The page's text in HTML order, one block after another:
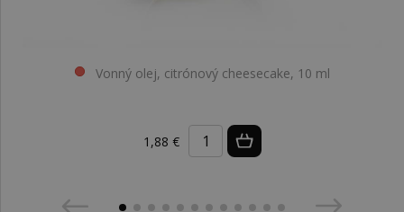
Vonný olej, citrónový cheesecake, 10 ml
1,88 €